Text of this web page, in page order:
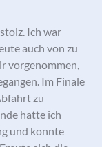
Ich war
auch von zu
vorgenommen,
Im Finale
zu
hatte ich
und konnte